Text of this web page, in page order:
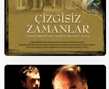
2006
Kabuslar Evi: Çizgisiz Zamanlar